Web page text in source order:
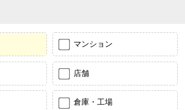
マンション
店舗
倉庫・工場